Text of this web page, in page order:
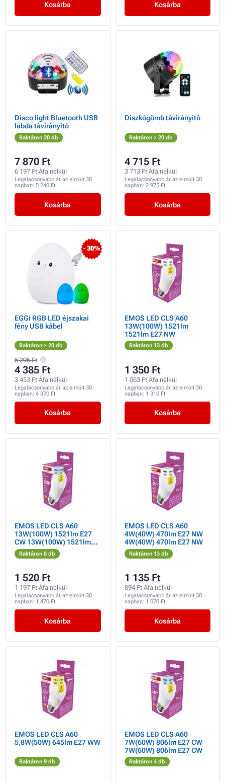
Kosárba Kosárba
Disco light Bluetooth USB
labda távirányító
Raktáron 20 db
7 870 Ft
6 197 Ft Áfa nélkül
Legalacsonyabb ár az elmúlt 30
napban: 5 240 Ft
Kosárba
Diszkógömb távirányító
Raktáron > 20 db
4 715 Ft
3 713 Ft Áfa nélkül
Legalacsonyabb ár az elmúlt 30
napban: 2 975 Ft
Kosárba
- 30%
EGGi RGB LED éjszakai
fény USB kábel
Raktáron > 20 db
6 295 Ft
4 385 Ft
3 453 Ft Áfa nélkül
Legalacsonyabb ár az elmúlt 30
napban: 4 370 Ft
Kosárba
EMOS LED CLS A60
13W(100W) 1521lm
1521lm E27 NW
Raktáron 13 db
1 350 Ft
1 063 Ft Áfa nélkül
Legalacsonyabb ár az elmúlt 30
napban: 1 310 Ft
Kosárba
EMOS LED CLS A60
13W(100W) 1521lm E27
CW 13W(100W) 1521lm
E27 CW
Raktáron 8 db
1 520 Ft
1 197 Ft Áfa nélkül
Legalacsonyabb ár az elmúlt 30
napban: 1 470 Ft
Kosárba
EMOS LED CLS A60
4W(40W) 470lm E27 NW
4W(40W) 470lm E27 NW
Raktáron 13 db
1 135 Ft
894 Ft Áfa nélkül
Legalacsonyabb ár az elmúlt 30
napban: 1 070 Ft
Kosárba
EMOS LED CLS A60
5,8W(50W) 645lm E27 WW
Raktáron 9 db
EMOS LED CLS A60
7W(60W) 806lm E27 CW
7W(60W) 806lm E27 CW
Raktáron 4 db